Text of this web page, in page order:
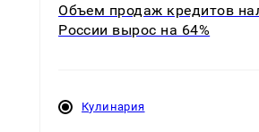
Объем продаж кредитов
России вырос на 64%
Кулинария